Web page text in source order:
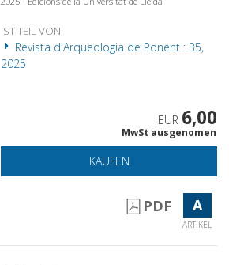
IST TEIL VON
Revista d'Arqueologia de Ponent : 35,
2025
EUR 6,00
MwSt ausgenomen
KAUFEN
PDF A
ARTIKEL